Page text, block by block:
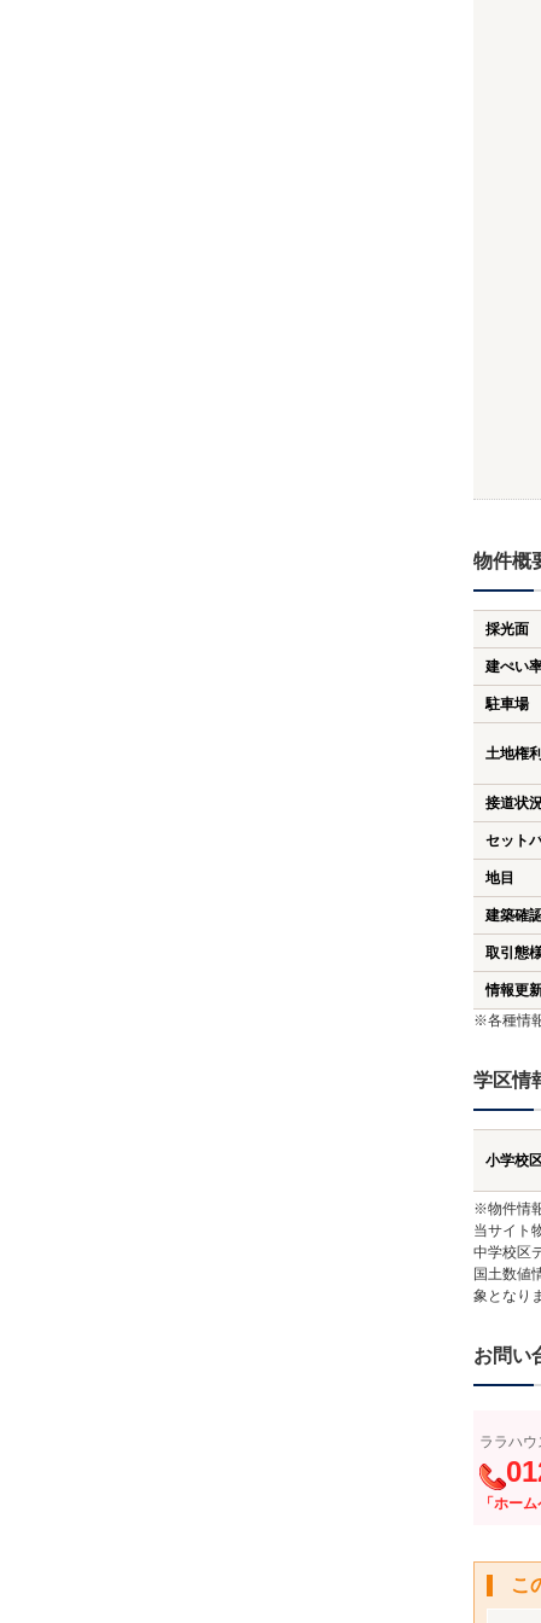
物件概
採光面
建ぺい
駐車場
土地権
接道状
セット
地目
建築確
取引態
情報更
※各種情
学区情
小学校
※物件情
当サイト
中学校区
国土数値
象となり
お問い
ララハ
「ホー
こ